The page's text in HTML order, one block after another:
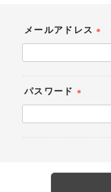
メールアドレス
(必
須)
パスワード
(必
須)